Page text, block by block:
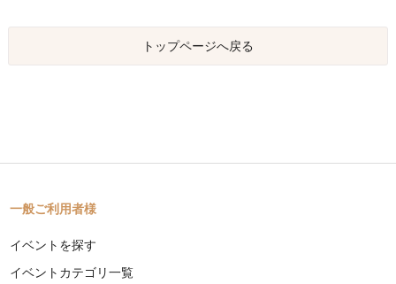
トップページへ戻る
一般ご利用者様
イベントを探す
イベントカテゴリ一覧